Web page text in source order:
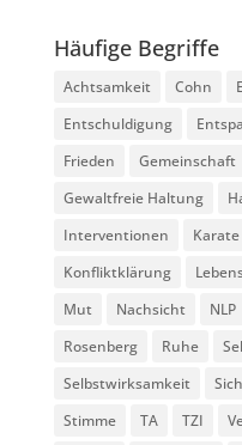
Häufige Begriffe
Achtsamkeit Cohn
Entschuldigung
Frieden
Gemeinschaft
Gewaltfreie Haltung
Interventionen
Karate
Konfliktklärung
Mut
Nachsicht NLP
Rosenberg
Ruhe
Selbstwirksamkeit
Stimme
TA TZI